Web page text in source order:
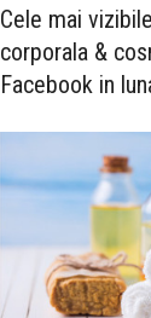
Cele mai
corporala &
Facebook in